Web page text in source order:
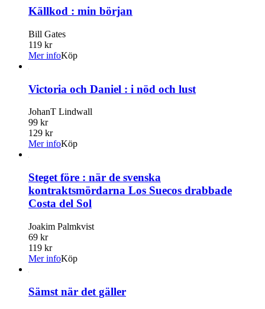
Källkod : min början
Bill Gates
119 kr
Mer infoKöp
Victoria och Daniel : i nöd och lust
JohanT Lindwall
99 kr
129 kr
Mer infoKöp
Steget före : när de svenska
kontraktsmördarna Los Suecos drabbade
Costa del Sol
Joakim Palmkvist
69 kr
119 kr
Mer infoKöp
Sämst när det gäller